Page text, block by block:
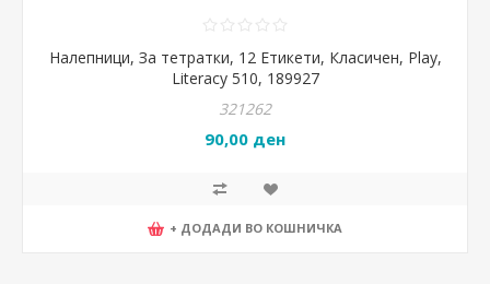
Налепници, За тетратки, 12 Етикети, Класичен, Play,
Literacy 510, 189927
321262
90,00 ден
+ ДОДАДИ ВО КОШНИЧКА